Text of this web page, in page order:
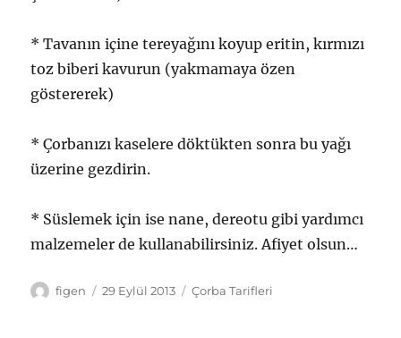
* Tavanın içine tereyağını koyup eritin, kırmızı
toz biberi kavurun (yakmamaya özen
göstererek)
* Çorbanızı kaselere döktükten sonra bu yağı
üzerine gezdirin.
* Süslemek için ise nane, dereotu gibi yardımcı
malzemeler de kullanabilirsiniz. Afiyet olsun…
Yazar
figen
Yayın
29 Eylül 2013 Kategoriler
Çorba Tarifleri